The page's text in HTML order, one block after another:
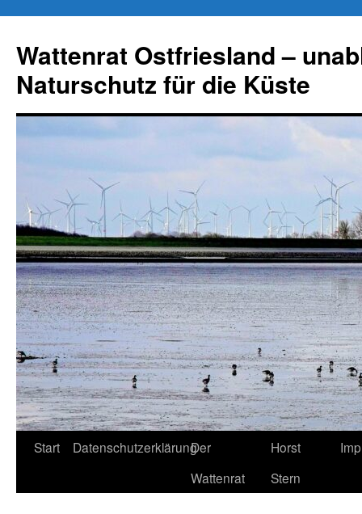
springen
Wattenrat Ostfriesland –
Naturschutz für die Küste
Start DatenschutzerklärungDer
Wattenrat
Horst
Stern